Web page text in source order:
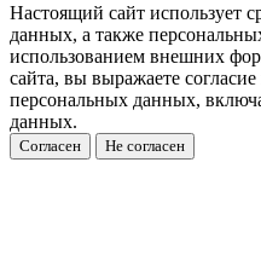
Настоящий сайт использует
данных, а также
использованием внешних
сайта, вы выражаете
персональных данных,
данных.
Согласен Не согласен